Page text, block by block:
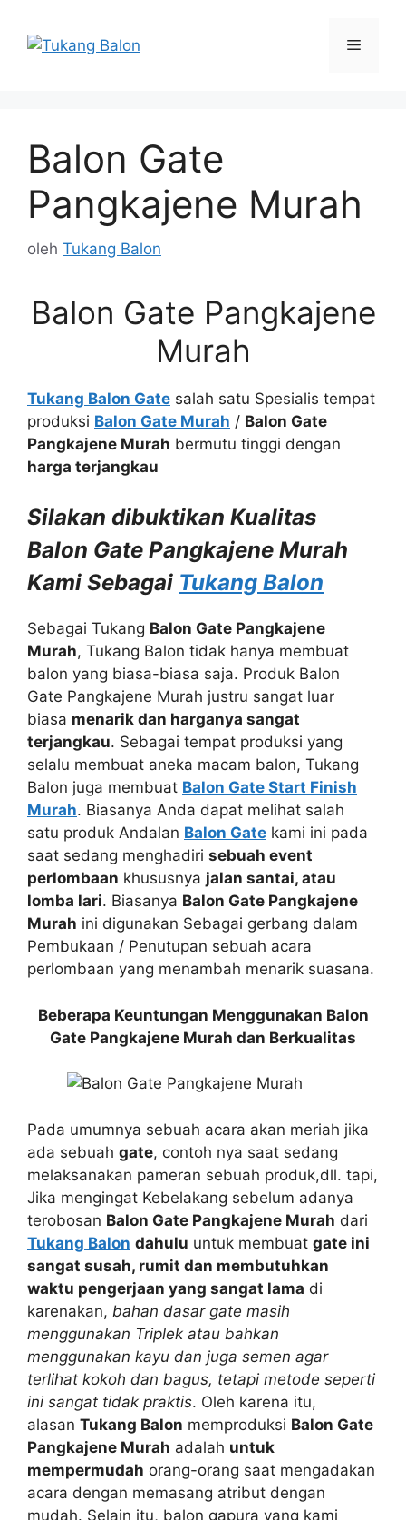
Menu
Balon Gate
Pangkajene Murah
oleh Tukang Balon
Balon Gate Pangkajene
Murah
Tukang Balon Gate salah satu Spesialis tempat
produksi Balon Gate Murah / Balon Gate
Pangkajene Murah bermutu tinggi dengan
harga terjangkau
Silakan dibuktikan Kualitas
Balon Gate Pangkajene Murah
Kami Sebagai Tukang Balon
Sebagai Tukang Balon Gate Pangkajene
Murah, Tukang Balon tidak hanya membuat
balon yang biasa-biasa saja. Produk Balon
Gate Pangkajene Murah justru sangat luar
biasa menarik dan harganya sangat
terjangkau. Sebagai tempat produksi yang
selalu membuat aneka macam balon, Tukang
Balon juga membuat Balon Gate Start Finish
Murah. Biasanya Anda dapat melihat salah
satu produk Andalan Balon Gate kami ini pada
saat sedang menghadiri sebuah event
perlombaan khususnya jalan santai, atau
lomba lari. Biasanya Balon Gate Pangkajene
Murah ini digunakan Sebagai gerbang dalam
Pembukaan / Penutupan sebuah acara
perlombaan yang menambah menarik suasana.
Beberapa Keuntungan Menggunakan Balon
Gate Pangkajene Murah dan Berkualitas
Pada umumnya sebuah acara akan meriah jika
ada sebuah gate, contoh nya saat sedang
melaksanakan pameran sebuah produk,dll. tapi,
Jika mengingat Kebelakang sebelum adanya
terobosan Balon Gate Pangkajene Murah dari
Tukang Balon dahulu untuk membuat gate ini
sangat susah, rumit dan membutuhkan
waktu pengerjaan yang sangat lama di
karenakan, bahan dasar gate masih
menggunakan Triplek atau bahkan
menggunakan kayu dan juga semen agar
terlihat kokoh dan bagus, tetapi metode seperti
ini sangat tidak praktis. Oleh karena itu,
alasan Tukang Balon memproduksi Balon Gate
Pangkajene Murah adalah untuk
mempermudah orang-orang saat mengadakan
acara dengan memasang atribut dengan
mudah. Selain itu, balon gapura yang kami